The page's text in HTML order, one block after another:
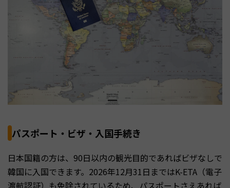
パスポート・ビザ・入国手続き
日本国籍の方は、90日以内の観光目的であればビザなしで
韓国に入国できます。2026年12月31日まではK-ETA（電子
渡航認証）も免除されているため、パスポートさえあれば